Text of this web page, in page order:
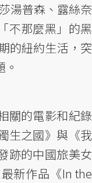
湯普森、露絲奈
不那麼黑」的黑
的紐約生活，突
關的電影和紀錄
生之國》與《我
跡的中國旅美女
新作品《In the